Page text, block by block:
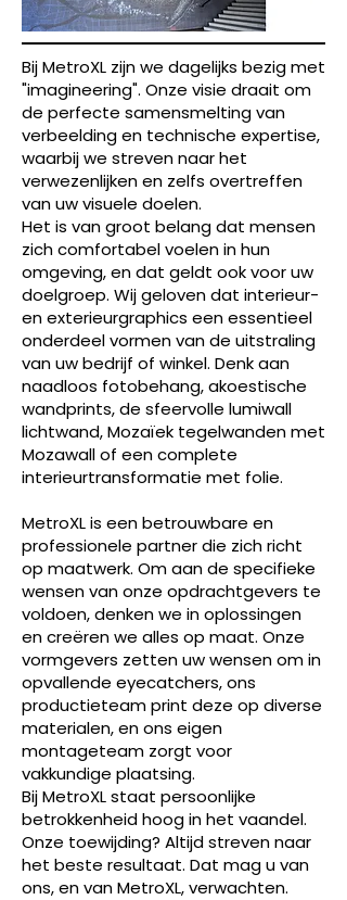
Bij MetroXL zijn we dagelijks bezig met
"imagineering". Onze visie draait om
de perfecte samensmelting van
verbeelding en technische expertise,
waarbij we streven naar het
verwezenlijken en zelfs overtreffen
van uw visuele doelen.
Het is van groot belang dat mensen
zich comfortabel voelen in hun
omgeving, en dat geldt ook voor uw
doelgroep. Wij geloven dat interieur-
en exterieurgraphics een essentieel
onderdeel vormen van de uitstraling
van uw bedrijf of winkel. Denk aan
naadloos fotobehang, akoestische
wandprints, de sfeervolle lumiwall
lichtwand, Mozaïek tegelwanden met
Mozawall of een complete
interieurtransformatie met folie.
MetroXL is een betrouwbare en
professionele partner die zich richt
op maatwerk. Om aan de specifieke
wensen van onze opdrachtgevers te
voldoen, denken we in oplossingen
en creëren we alles op maat. Onze
vormgevers zetten uw wensen om in
opvallende eyecatchers, ons
productieteam print deze op diverse
materialen, en ons eigen
montageteam zorgt voor
vakkundige plaatsing.
Bij MetroXL staat persoonlijke
betrokkenheid hoog in het vaandel.
Onze toewijding? Altijd streven naar
het beste resultaat. Dat mag u van
ons, en van MetroXL, verwachten.